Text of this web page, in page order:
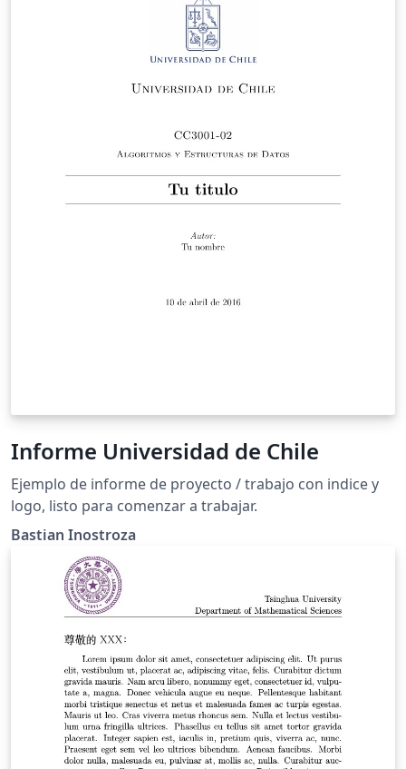
Informe Universidad de Chile
Ejemplo de informe de proyecto / trabajo con indice y
logo, listo para comenzar a trabajar.
Bastian Inostroza